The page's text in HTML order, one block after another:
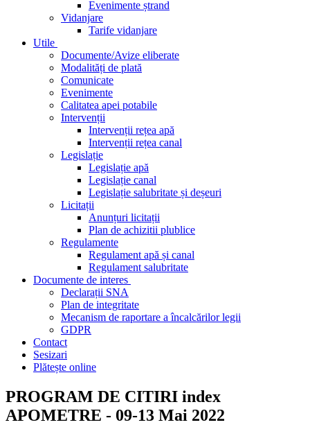
Evenimente ștrand
Vidanjare
Tarife vidanjare
Utile
Documente/Avize eliberate
Modalități de plată
Comunicate
Evenimente
Calitatea apei potabile
Intervenții
Intervenții rețea apă
Intervenții rețea canal
Legislație
Legislație apă
Legislație canal
Legislație salubritate și deșeuri
Licitații
Anunțuri licitații
Plan de achizitii plublice
Regulamente
Regulament apă și canal
Regulament salubritate
Documente de interes
Declarații SNA
Plan de integritate
Mecanism de raportare a încalcărilor legii
GDPR
Contact
Sesizari
Plătește online
PROGRAM DE CITIRI index
APOMETRE - 09-13 Mai 2022